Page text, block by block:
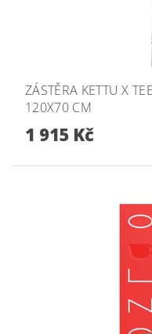
ZÁSTĚRA KETTU X
120X70 CM
1 915 Kč